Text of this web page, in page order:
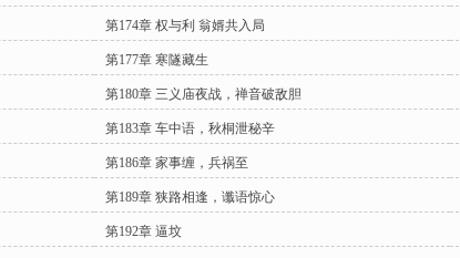
第174章 权与利 翁婿共入局
第177章 寒隧藏生
第180章 三义庙夜战，禅音破敌胆
第183章 车中语，秋桐泄秘辛
第186章 家事缠，兵祸至
第189章 狭路相逢，谶语惊心
第192章 逼坟